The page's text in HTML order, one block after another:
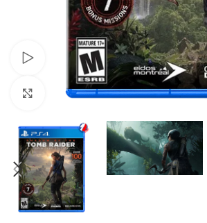
Xem video
Nhấp để phóng to